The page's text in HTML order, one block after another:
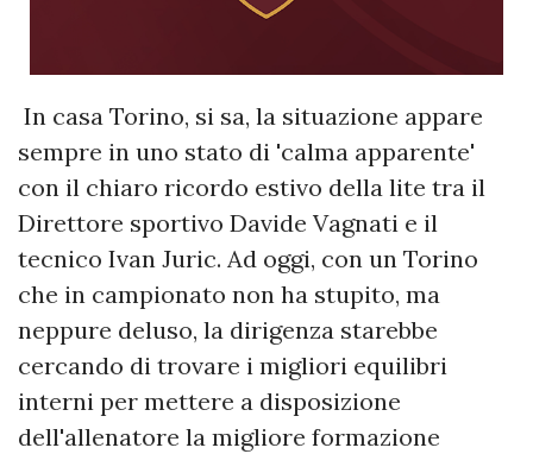
In casa Torino, si sa, la situazione appare
sempre in uno stato di 'calma apparente'
con il chiaro ricordo estivo della lite tra il
Direttore sportivo Davide Vagnati e il
tecnico Ivan Juric. Ad oggi, con un Torino
che in campionato non ha stupito, ma
neppure deluso, la dirigenza starebbe
cercando di trovare i migliori equilibri
interni per mettere a disposizione
dell'allenatore la migliore formazione